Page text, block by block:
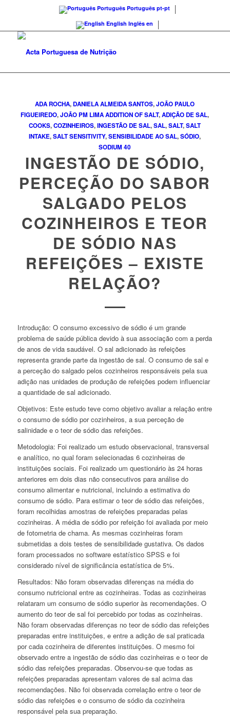
Português Português pt-pt
English Inglês en
ADA ROCHA,DANIELA ALMEIDA SANTOS,JOÃO PAULO
FIGUEIREDO,JOÃO PM LIMA ADDITION OF SALT,ADIÇÃO DE SAL,
COOKS,COZINHEIROS,INGESTÃO DE SAL,SAL,SALT,SALT
INTAKE,SALT SENSITIVITY,SENSIBILIDADE AO SAL,SÓDIO,
SODIUM 40
INGESTÃO DE SÓDIO,
PERCEÇÃO DO SABOR
SALGADO PELOS
COZINHEIROS E TEOR
DE SÓDIO NAS
REFEIÇÕES – EXISTE
RELAÇÃO?
Introdução: O consumo excessivo de sódio é um grande
problema de saúde pública devido à sua associação com a perda
de anos de vida saudável. O sal adicionado às refeições
representa grande parte da ingestão de sal. O consumo de sal e
a perceção do salgado pelos cozinheiros responsáveis pela sua
adição nas unidades de produção de refeições podem influenciar
a quantidade de sal adicionado.
Objetivos: Este estudo teve como objetivo avaliar a relação entre
o consumo de sódio por cozinheiros, a sua perceção de
salinidade e o teor de sódio das refeições.
Metodologia: Foi realizado um estudo observacional, transversal
e analítico, no qual foram selecionadas 6 cozinheiras de
instituições sociais. Foi realizado um questionário às 24 horas
anteriores em dois dias não consecutivos para análise do
consumo alimentar e nutricional, incluindo a estimativa do
consumo de sódio. Para estimar o teor de sódio das refeições,
foram recolhidas amostras de refeições preparadas pelas
cozinheiras. A média de sódio por refeição foi avaliada por meio
de fotometria de chama. As mesmas cozinheiras foram
submetidas a dois testes de sensibilidade gustativa. Os dados
foram processados no software estatístico SPSS e foi
considerado nível de significância estatística de 5%.
Resultados: Não foram observadas diferenças na média do
consumo nutricional entre as cozinheiras. Todas as cozinheiras
relataram um consumo de sódio superior às recomendações. O
aumento do teor de sal foi percebido por todas as cozinheiras.
Não foram observadas diferenças no teor de sódio das refeições
preparadas entre instituições, e entre a adição de sal praticada
por cada cozinheira de diferentes instituições. O mesmo foi
observado entre a ingestão de sódio das cozinheiras e o teor de
sódio das refeições preparadas. Observou-se que todas as
refeições preparadas apresentam valores de sal acima das
recomendações. Não foi observada correlação entre o teor de
sódio das refeições e o consumo de sódio da cozinheira
responsável pela sua preparação.